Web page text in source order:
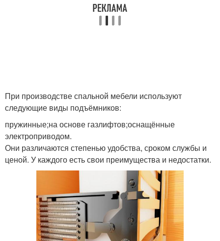
основанием
При производстве спальной мебели используют
следующие виды подъёмников:
пружинные;на основе газлифтов;оснащённые
электроприводом.
Они различаются степенью удобства, сроком службы и
ценой. У каждого есть свои преимущества и недостатки.